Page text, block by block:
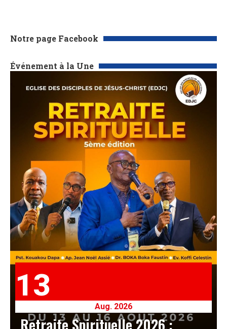
Notre page Facebook
Événement à la Une
13
Aug. 2026
Retraite Spirituelle 2026 :